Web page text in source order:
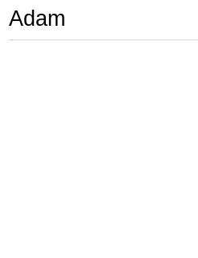
Adam